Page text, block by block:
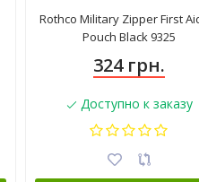
Rothco Military Zipper First
Pouch Black 9325
324 грн.
Доступно к заказу